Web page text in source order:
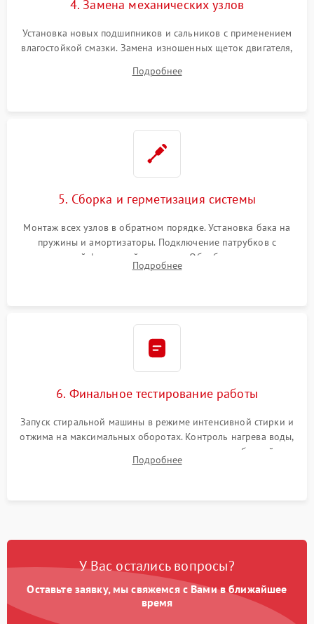
4. Замена механических узлов
Установка новых подшипников и сальников с применением
влагостойкой смазки. Замена изношенных щеток двигателя,
или поврежденной резиновой манжеты.
Подробнее
5. Сборка и герметизация системы
Монтаж всех узлов в обратном порядке. Установка бака на
пружины и амортизаторы. Подключение патрубков с
надежной фиксацией хомутами. Обработка стыков
герметиком для предотвращения возможных протечек воды.
Подробнее
6. Финальное тестирование работы
Запуск стиральной машины в режиме интенсивной стирки и
отжима на максимальных оборотах. Контроль нагрева воды,
корректности слива, отсутствия излишних вибраций,
посторонних стуков и протечек под корпусом.
Подробнее
У Вас остались вопросы?
Оставьте заявку, мы свяжемся с Вами в ближайшее
время